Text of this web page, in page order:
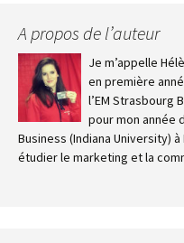
A propos de l’auteur
Je m’appelle
en première
l’EM Strasbourg
pour mon année
Business (Indiana University)
étudier le marketing et la